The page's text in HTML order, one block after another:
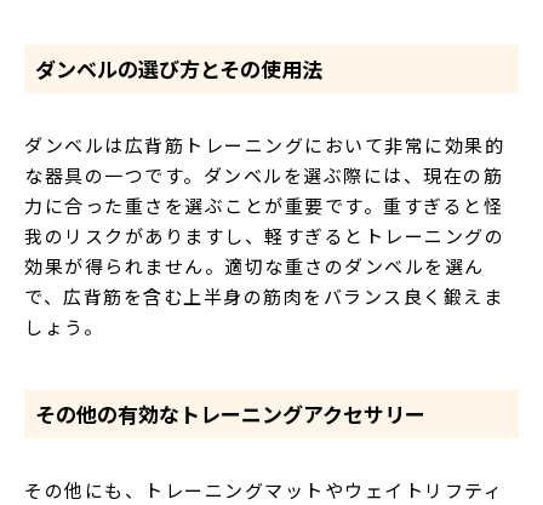
ダンベルの選び方とその使用法
ダンベルは広背筋トレーニングにおいて非常に効果的
な器具の一つです。ダンベルを選ぶ際には、現在の筋
力に合った重さを選ぶことが重要です。重すぎると怪
我のリスクがありますし、軽すぎるとトレーニングの
効果が得られません。適切な重さのダンベルを選ん
で、広背筋を含む上半身の筋肉をバランス良く鍛えま
しょう。
その他の有効なトレーニングアクセサリー
その他にも、トレーニングマットやウェイトリフティ